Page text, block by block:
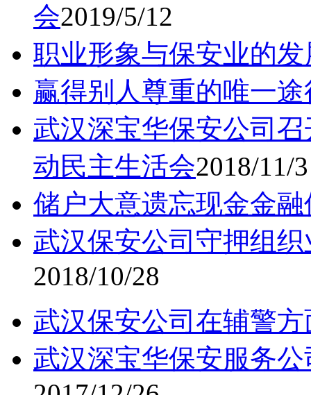
会2019/5/12
职业形象与保安业的发
赢得别人尊重的唯一
武汉深宝华保安公司
动民主生活会2018/11/3
储户大意遗忘现金金
武汉保安公司守押组
2018/10/28
武汉保安公司在辅警
武汉深宝华保安服务